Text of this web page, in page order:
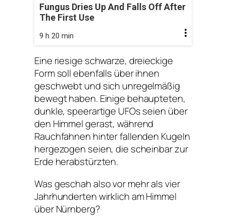
Fungus Dries Up And Falls Off After
The First Use
9 h 20 min
Eine riesige schwarze, dreieckige
Form soll ebenfalls über ihnen
geschwebt und sich unregelmäßig
bewegt haben. Einige behaupteten,
dunkle, speerartige UFOs seien über
den Himmel gerast, während
Rauchfahnen hinter fallenden Kugeln
hergezogen seien, die scheinbar zur
Erde herabstürzten.
Was geschah also vor mehr als vier
Jahrhunderten wirklich am Himmel
über Nürnberg?